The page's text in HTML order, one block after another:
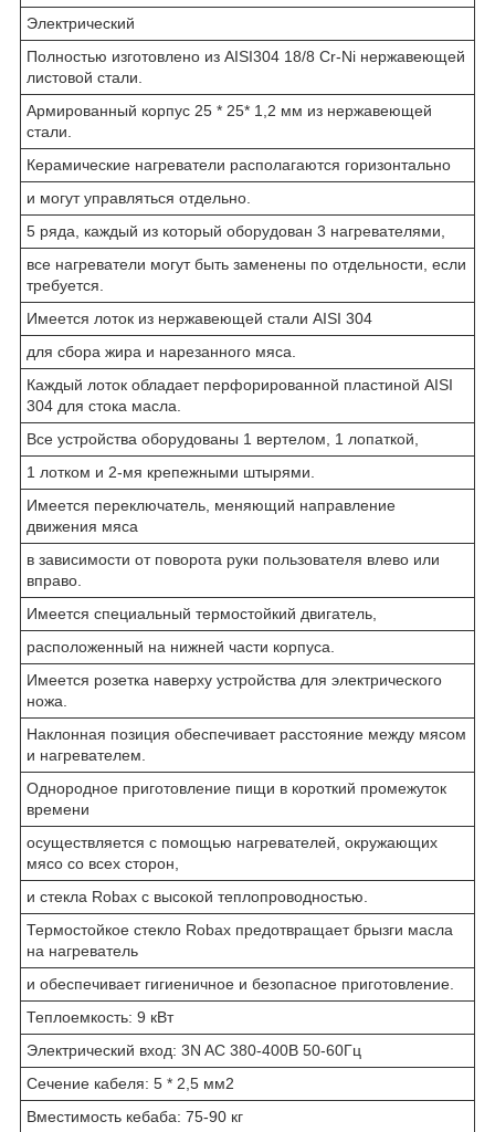
Электрический
Полностью изготовлено из AISI304 18/8 Cr-Ni нержавеющей
листовой стали.
Армированный корпус 25 * 25* 1,2 мм из нержавеющей
стали.
Керамические нагреватели располагаются горизонтально
и могут управляться отдельно.
5 ряда, каждый из который оборудован 3 нагревателями,
все нагреватели могут быть заменены по отдельности, если
требуется.
Имеется лоток из нержавеющей стали AISI 304
для сбора жира и нарезанного мяса.
Каждый лоток обладает перфорированной пластиной AISI
304 для стока масла.
Все устройства оборудованы 1 вертелом, 1 лопаткой,
1 лотком и 2-мя крепежными штырями.
Имеется переключатель, меняющий направление
движения мяса
в зависимости от поворота руки пользователя влево или
вправо.
Имеется специальный термостойкий двигатель,
расположенный на нижней части корпуса.
Имеется розетка наверху устройства для электрического
ножа.
Наклонная позиция обеспечивает расстояние между мясом
и нагревателем.
Однородное приготовление пищи в короткий промежуток
времени
осуществляется с помощью нагревателей, окружающих
мясо со всех сторон,
и стекла Robax с высокой теплопроводностью.
Термостойкое стекло Robax предотвращает брызги масла
на нагреватель
и обеспечивает гигиеничное и безопасное приготовление.
Теплоемкость: 9 кВт
Электрический вход: 3N AC 380-400В 50-60Гц
Сечение кабеля: 5 * 2,5 мм2
Вместимость кебаба: 75-90 кг